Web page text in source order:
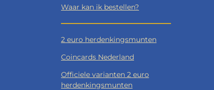
Waar kan ik bestellen?
2 euro herdenkingsmunten
Coincards Nederland
Officiele varianten 2 euro
herdenkingsmunten